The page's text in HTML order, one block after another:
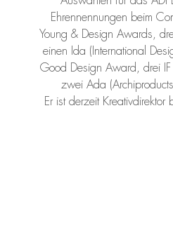
Ehrennennungen beim
Young & Design Awards,
einen Ida (International
Good Design Award, drei
zwei Ada
Er ist derzeit Kreativdirektor